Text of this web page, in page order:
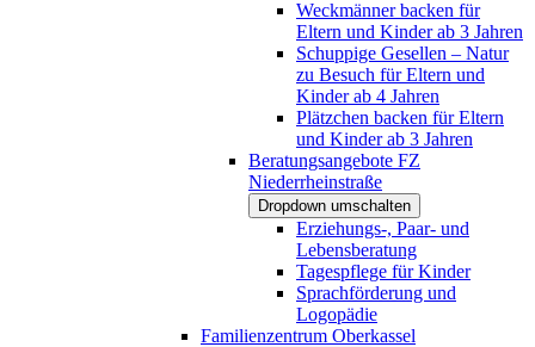
Weckmänner backen für
Eltern und Kinder ab 3 Jahren
Schuppige Gesellen – Natur
zu Besuch für Eltern und
Kinder ab 4 Jahren
Plätzchen backen für Eltern
und Kinder ab 3 Jahren
Beratungsangebote FZ
Niederrheinstraße
Dropdown umschalten
Erziehungs-, Paar- und
Lebensberatung
Tagespflege für Kinder
Sprachförderung und
Logopädie
Familienzentrum Oberkassel